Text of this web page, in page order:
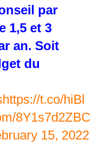
par
1,5 et 3
an. Soit
du
https://t.co/hiBl
8Y1s7d2ZBC
15, 2022